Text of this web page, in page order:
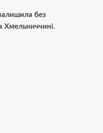
без
Хмельниччині.